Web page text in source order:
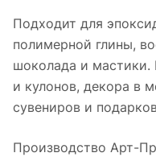
Подходит для
полимерной глины,
шоколада и мастики.
и кулонов, декора в
сувениров и
Производство Арт-